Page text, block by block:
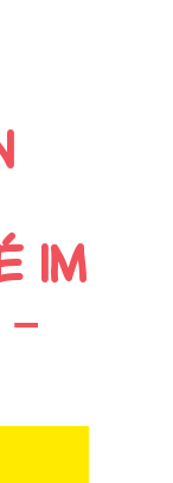
IM